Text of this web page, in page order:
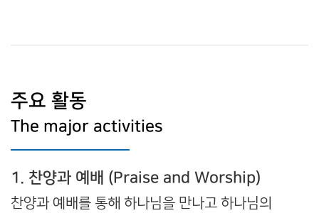
주요 활동
The major activities
1. 찬양과 예배 (Praise and Worship)
찬양과 예배를 통해 하나님을 만나고 하나님의